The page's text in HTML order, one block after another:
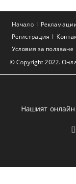
© Copyright 2022.
Начало
Регистрация
Условия за ползване
Нашият онлайн